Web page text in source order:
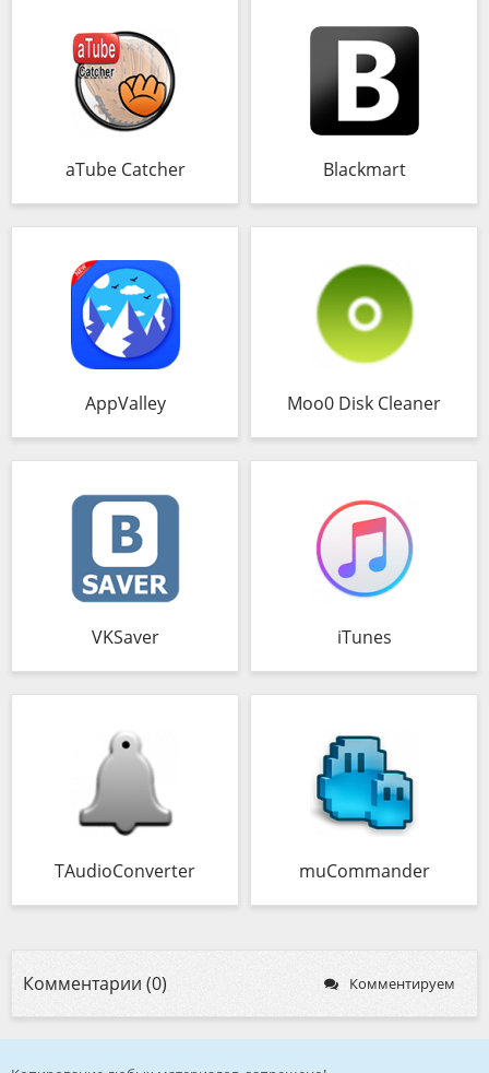
aTube Catcher Blackmart
AppValley Moo0 Disk Cleaner
VKSaver iTunes
TAudioConverter muCommander
Комментарии (0) Комментируем